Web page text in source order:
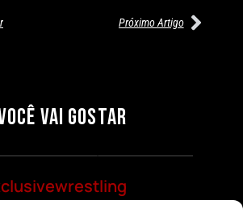
Próximo Artigo
VAI GOSTAR
A NÃO PERDER
MUNDIAL FEMININO NA AEW
REDEMPTION
Por exclusivewrestling